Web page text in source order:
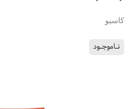
کاسیو
نـاموجـود